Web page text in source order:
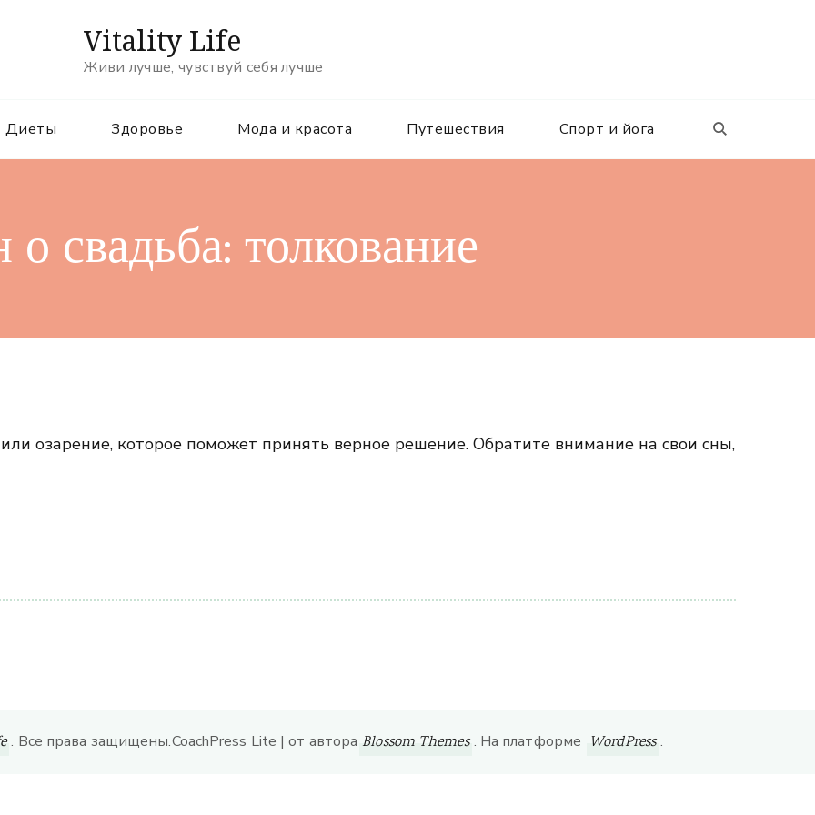
Vitality Life
Живи лучше, чувствуй себя лучше
Диеты Здоровье Мода и красота Путешествия Спорт и йога
свадьба: толкование
озарение, которое поможет принять верное решение. Обратите внимание на свои сны,
. Все права защищены.CoachPress Lite | от автора Blossom Themes . На платформе WordPress .